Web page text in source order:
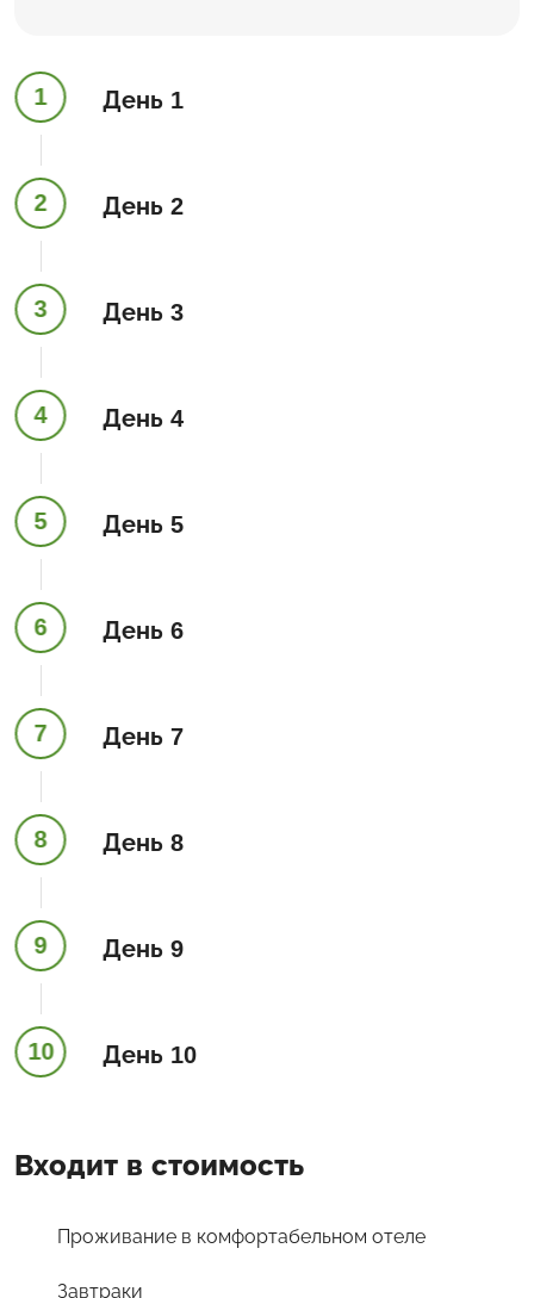
1 День 1
2 День 2
3 День 3
4 День 4
5 День 5
6 День 6
7 День 7
8 День 8
9 День 9
10 День 10
Входит в стоимость
Проживание в комфортабельном отеле
Завтраки